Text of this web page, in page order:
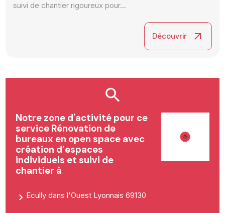
suivi de chantier rigoureux pour...
Découvrir arrow_outward
Notre zone d'activité pour ce
service Rénovation de
bureaux en open space avec
création d’espaces
individuels et suivi de
chantier à
Ecully dans l'Ouest Lyonnais 69130